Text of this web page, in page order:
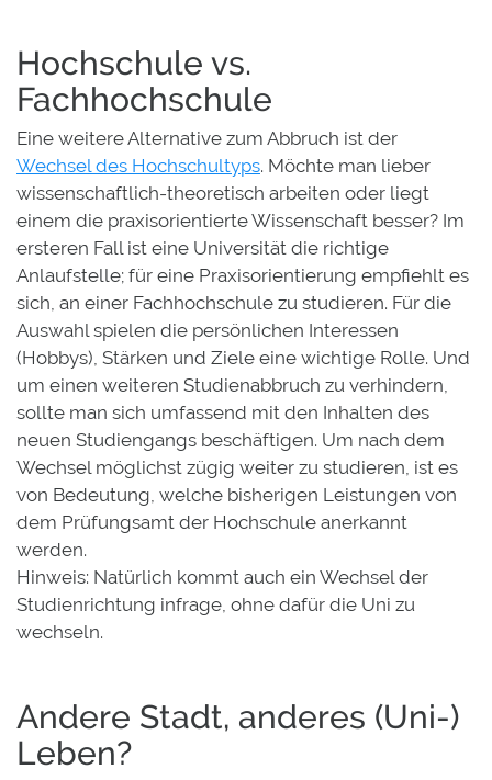
Hochschule vs.
Fachhochschule
Eine weitere Alternative zum Abbruch ist der
Wechsel des Hochschultyps. Möchte man lieber
wissenschaftlich-theoretisch arbeiten oder liegt
einem die praxisorientierte Wissenschaft besser? Im
ersteren Fall ist eine Universität die richtige
Anlaufstelle; für eine Praxisorientierung empfiehlt es
sich, an einer Fachhochschule zu studieren. Für die
Auswahl spielen die persönlichen Interessen
(Hobbys), Stärken und Ziele eine wichtige Rolle. Und
um einen weiteren Studienabbruch zu verhindern,
sollte man sich umfassend mit den Inhalten des
neuen Studiengangs beschäftigen. Um nach dem
Wechsel möglichst zügig weiter zu studieren, ist es
von Bedeutung, welche bisherigen Leistungen von
dem Prüfungsamt der Hochschule anerkannt
werden.
Hinweis: Natürlich kommt auch ein Wechsel der
Studienrichtung infrage, ohne dafür die Uni zu
wechseln.
Andere Stadt, anderes (Uni-)
Leben?